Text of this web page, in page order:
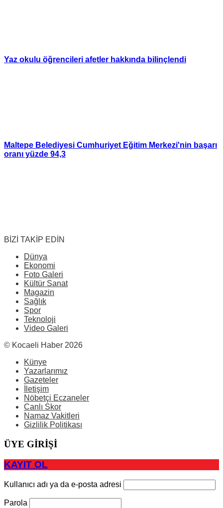
Yaz okulu öğrencileri afetler hakkında bilinçlendi
Maltepe Belediyesi Cumhuriyet Eğitim Merkezi'nin başarı
oranı yüzde 94,3
BİZİ TAKİP EDİN
Dünya
Ekonomi
Foto Galeri
Kültür Sanat
Magazin
Sağlık
Spor
Teknoloji
Video Galeri
© Kocaeli Haber 2026
Künye
Yazarlarımız
Gazeteler
İletişim
Nöbetçi Eczaneler
Canlı Skor
Namaz Vakitleri
Gizlilik Politikası
ÜYE GİRİŞİ
KAYIT OL
Kullanıcı adı ya da e-posta adresi
Parola